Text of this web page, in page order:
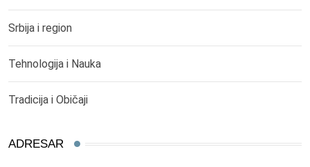
Srbija i region
Tehnologija i Nauka
Tradicija i Običaji
ADRESAR